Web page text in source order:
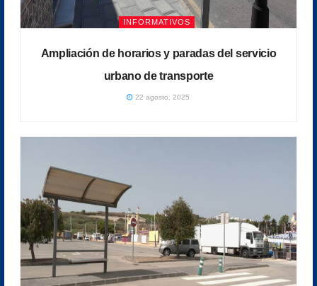
INFORMATIVOS
Ampliación de horarios y paradas del servicio
urbano de transporte
22 agosto, 2025